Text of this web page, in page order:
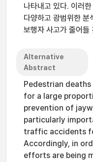
나타내고 있다. 이러
다양하고 광범위한 분
보행자 사고가 줄어들
Alternative
Abstract
Pedestrian
for a large
prevention of
particularly
traffic accidents
Accordingly, in
efforts are being